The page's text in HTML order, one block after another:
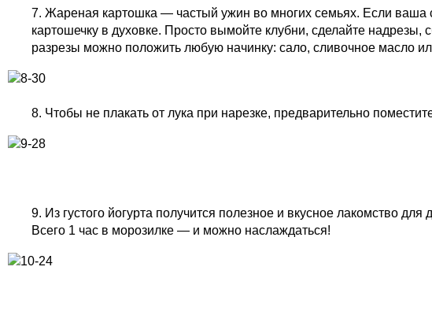
7. Жареная картошка — частый ужин во многих семьях. Если ваша
картошечку в духовке. Просто вымойте клубни, сделайте
разрезы можно положить любую начинку: сало, сливочное масло
8. Чтобы не плакать от лука при нарезке, предварительно
9. Из густого йогурта получится полезное и вкусное лакомство
Всего 1 час в морозилке — и можно наслаждаться!